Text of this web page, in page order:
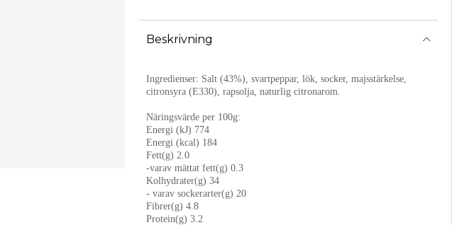
Beskrivning
Ingredienser: Salt (43%), svartpeppar, lök, socker, majsstärkelse,
citronsyra (E330), rapsolja, naturlig citronarom.
Näringsvärde per 100g:
Energi (kJ) 774
Energi (kcal) 184
Fett(g) 2.0
-varav mättat fett(g) 0.3
Kolhydrater(g) 34
- varav sockerarter(g) 20
Fibrer(g) 4.8
Protein(g) 3.2